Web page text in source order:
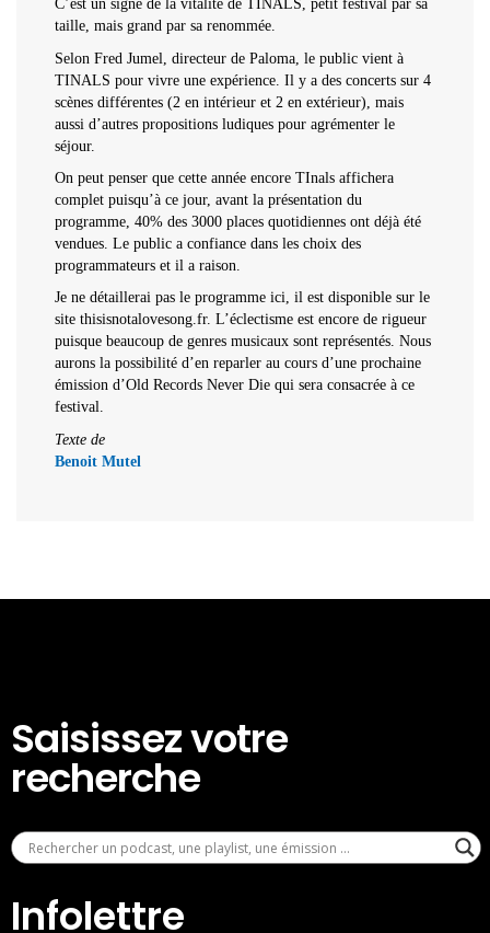
C’est un signe de la vitalité de TINALS, petit festival par sa
taille, mais grand par sa renommée.
Selon Fred Jumel, directeur de Paloma, le public vient à
TINALS pour vivre une expérience. Il y a des concerts sur 4
scènes différentes (2 en intérieur et 2 en extérieur), mais
aussi d’autres propositions ludiques pour agrémenter le
séjour.
On peut penser que cette année encore TInals affichera
complet puisqu’à ce jour, avant la présentation du
programme, 40% des 3000 places quotidiennes ont déjà été
vendues. Le public a confiance dans les choix des
programmateurs et il a raison.
Je ne détaillerai pas le programme ici, il est disponible sur le
site thisisnotalovesong.fr. L’éclectisme est encore de rigueur
puisque beaucoup de genres musicaux sont représentés. Nous
aurons la possibilité d’en reparler au cours d’une prochaine
émission d’Old Records Never Die qui sera consacrée à ce
festival.
Texte de
Benoit Mutel
Saisissez votre
recherche
Infolettre